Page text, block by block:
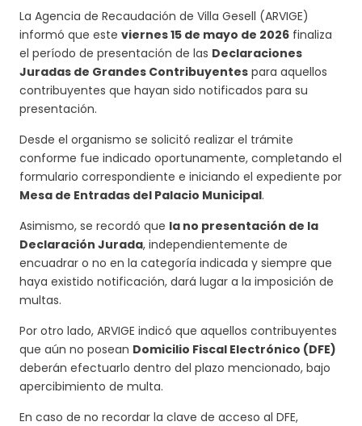
La Agencia de Recaudación de Villa Gesell (ARVIGE)
informó que este viernes 15 de mayo de 2026 finaliza
el período de presentación de las Declaraciones
Juradas de Grandes Contribuyentes para aquellos
contribuyentes que hayan sido notificados para su
presentación.
Desde el organismo se solicitó realizar el trámite
conforme fue indicado oportunamente, completando el
formulario correspondiente e iniciando el expediente por
Mesa de Entradas del Palacio Municipal.
Asimismo, se recordó que la no presentación de la
Declaración Jurada, independientemente de
encuadrar o no en la categoría indicada y siempre que
haya existido notificación, dará lugar a la imposición de
multas.
Por otro lado, ARVIGE indicó que aquellos contribuyentes
que aún no posean Domicilio Fiscal Electrónico (DFE)
deberán efectuarlo dentro del plazo mencionado, bajo
apercibimiento de multa.
En caso de no recordar la clave de acceso al DFE,